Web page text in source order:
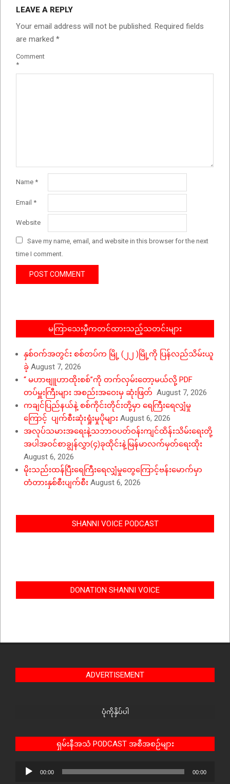
LEAVE A REPLY
Your email address will not be published. Required fields
are marked *
Comment
*
Name *
Email *
Website
Save my name, email, and website in this browser for the next
time I comment.
မကြာသေးမှီကတင်ထားသည့်သတင်းများ
နှစ်ဝက်အတွင်း စစ်တပ်က မြို့ (၂၂ )မြို့ကို ပြန်လည်သိမ်းယူ
ခဲ့ August 7, 2026
“ မဟာဗျူဟာထိုးစစ်”ကို တက်လှမ်းတော့မယ်လို့ PDF
တပ်မှူးကြီးများ အစည်းအဝေးမှ ဆုံးဖြတ် August 7, 2026
ကချင်ပြည်နယ်နဲ့ စစ်ကိုင်းတိုင်းတို့မှာ ရေကြီးရေလျှံမှု
ကြောင့် ပျက်စီးဆုံးရှုံးမှုပိုများ August 6, 2026
အလုပ်သမားအရေးနဲ့သဘာဝပတ်ဝန်းကျင်ထိန်းသိမ်းရေးတို့
အပါအဝင်စာချွန်လွှာ(၄)ခုထိုင်းနဲ့မြန်မာလက်မှတ်ရေးထိုး
August 6, 2026
မိုးသည်းထန်ပြီးရေကြီးရေလျှံမှုတွေကြောင့်ဗန်းမောက်မှာ
တံတားနှစ်စီးပျက်စီး August 6, 2026
SHANNI VOICE PODCAST
DONATION SHANNI VOICE
ADVERTISEMENT
ပုံကိုနှိပ်ပါ
ရှမ်းနီအသံ PODCAST အစီအစဉ်များ
Audio
00:00 00:00